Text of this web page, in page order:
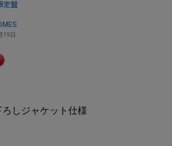
定盤
19日
しジャケット仕様